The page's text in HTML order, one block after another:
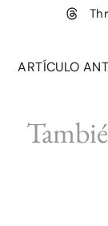
ARTÍCULO